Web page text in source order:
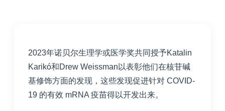
2023年诺贝尔生理学或医学奖共同授予Katalin
Karikó和Drew Weissman以表彰他们在核苷碱
基修饰方面的发现，这些发现促进针对 COVID-
19 的有效 mRNA 疫苗得以开发出来。